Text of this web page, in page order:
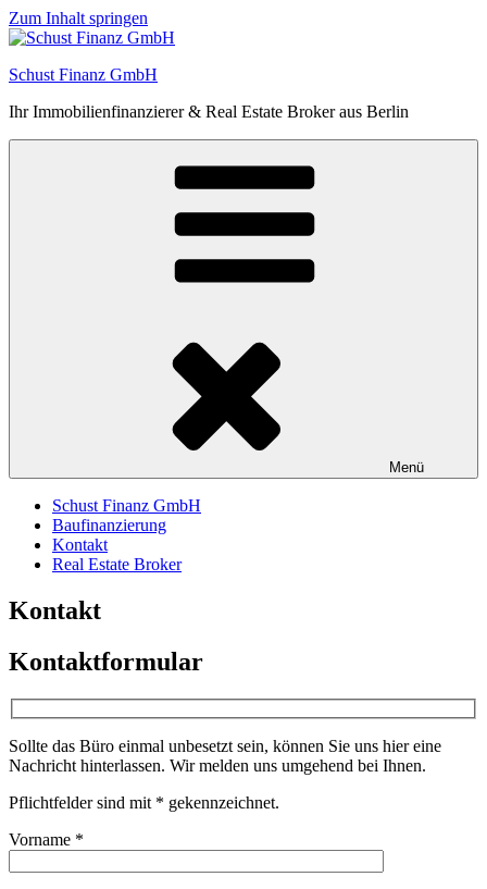
Zum Inhalt springen
Schust Finanz GmbH
Ihr Immobilienfinanzierer & Real Estate Broker aus Berlin
Menü
Schust Finanz GmbH
Baufinanzierung
Kontakt
Real Estate Broker
Kontakt
Kontaktformular
Sollte das Büro einmal unbesetzt sein, können Sie uns hier eine
Nachricht hinterlassen. Wir melden uns umgehend bei Ihnen.
Pflichtfelder sind mit * gekennzeichnet.
Vorname *